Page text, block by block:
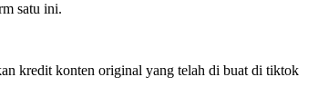
satu ini.
kredit konten original yang telah di buat di tiktok